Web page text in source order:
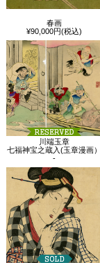
春画
¥90,000円(税込)
川端玉章
七福神宝之蔵入(玉章漫画）
-